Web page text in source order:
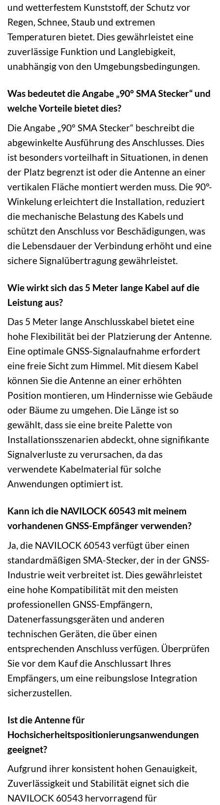
und wetterfestem Kunststoff, der Schutz vor
Regen, Schnee, Staub und extremen
Temperaturen bietet. Dies gewährleistet eine
zuverlässige Funktion und Langlebigkeit,
unabhängig von den Umgebungsbedingungen.
Was bedeutet die Angabe „90° SMA Stecker“ und
welche Vorteile bietet dies?
Die Angabe „90° SMA Stecker“ beschreibt die
abgewinkelte Ausführung des Anschlusses. Dies
ist besonders vorteilhaft in Situationen, in denen
der Platz begrenzt ist oder die Antenne an einer
vertikalen Fläche montiert werden muss. Die 90°-
Winkelung erleichtert die Installation, reduziert
die mechanische Belastung des Kabels und
schützt den Anschluss vor Beschädigungen, was
die Lebensdauer der Verbindung erhöht und eine
sichere Signalübertragung gewährleistet.
Wie wirkt sich das 5 Meter lange Kabel auf die
Leistung aus?
Das 5 Meter lange Anschlusskabel bietet eine
hohe Flexibilität bei der Platzierung der Antenne.
Eine optimale GNSS-Signalaufnahme erfordert
eine freie Sicht zum Himmel. Mit diesem Kabel
können Sie die Antenne an einer erhöhten
Position montieren, um Hindernisse wie Gebäude
oder Bäume zu umgehen. Die Länge ist so
gewählt, dass sie eine breite Palette von
Installationsszenarien abdeckt, ohne signifikante
Signalverluste zu verursachen, da das
verwendete Kabelmaterial für solche
Anwendungen optimiert ist.
Kann ich die NAVILOCK 60543 mit meinem
vorhandenen GNSS-Empfänger verwenden?
Ja, die NAVILOCK 60543 verfügt über einen
standardmäßigen SMA-Stecker, der in der GNSS-
Industrie weit verbreitet ist. Dies gewährleistet
eine hohe Kompatibilität mit den meisten
professionellen GNSS-Empfängern,
Datenerfassungsgeräten und anderen
technischen Geräten, die über einen
entsprechenden Anschluss verfügen. Überprüfen
Sie vor dem Kauf die Anschlussart Ihres
Empfängers, um eine reibungslose Integration
sicherzustellen.
Ist die Antenne für
Hochsicherheitspositionierungsanwendungen
geeignet?
Aufgrund ihrer konsistent hohen Genauigkeit,
Zuverlässigkeit und Stabilität eignet sich die
NAVILOCK 60543 hervorragend für